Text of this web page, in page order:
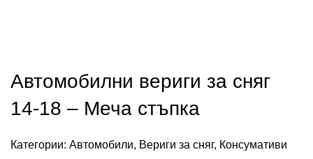
Автомобилни вериги за сняг
14-18 – Меча стъпка
Категории: Автомобили, Вериги за сняг, Консумативи